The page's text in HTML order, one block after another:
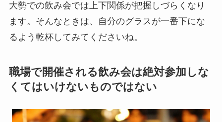
大勢での飲み会では上下関係が把握しづらくなり
ます。そんなときは、自分のグラスが一番下にな
るよう乾杯してみてくださいね。
職場で開催される飲み会は絶対参加しな
くてはいけないものではない